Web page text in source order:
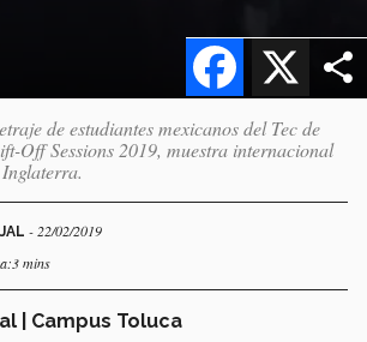
X
Facebook
de estudiantes mexicanos del Tec de
Off Sessions 2019, muestra internacional
- 22/02/2019
mins
| Campus Toluca